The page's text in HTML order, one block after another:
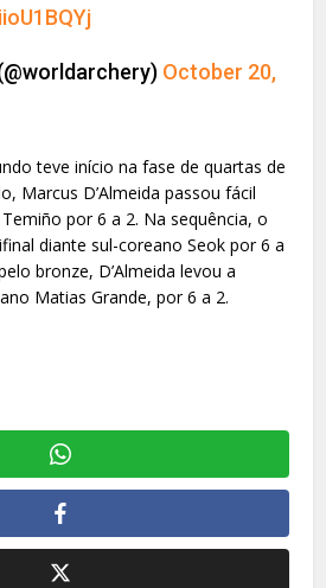
October 20,
teve início na fase de quartas de
Marcus D’Almeida passou fácil
por 6 a 2. Na sequência, o
diante sul-coreano Seok por 6 a
bronze, D’Almeida levou a
Matias Grande, por 6 a 2.